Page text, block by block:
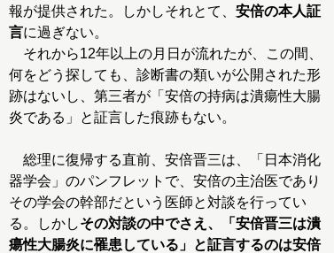
報が提供された。しかしそれとて、 安倍の本人証
言に過ぎない。
それから12年以上の月日が流れたが、この間、
何をどう探しても、診断書の類いが公開された形
跡はないし、第三者が「安倍の持病は潰瘍性大腸
炎である」と証言した痕跡もない。
総理に復帰する直前、安倍晋三は、「日本消化
器学会」のパンフレットで、安倍の主治医であり
その学会の幹部だという医師と対談を行ってい
る。しかしその対談の中でさえ、「安倍晋三は潰
瘍性大腸炎に罹患している」と証言するのは安倍